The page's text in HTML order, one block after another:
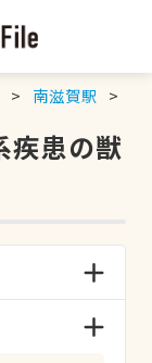
南滋賀駅
疾患の獣